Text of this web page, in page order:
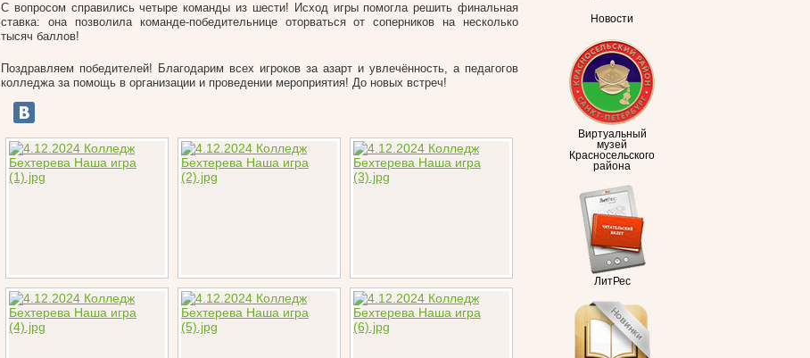
Новости
Виртуальный
музей
Красносельского
района
ЛитРес
С вопросом справились четыре команды из шести! Исход игры помогла решить финальная
ставка: она позволила команде-победительнице оторваться от соперников на несколько
тысяч баллов!
Поздравляем победителей! Благодарим всех игроков за азарт и увлечённость, а педагогов
колледжа за помощь в организации и проведении мероприятия! До новых встреч!